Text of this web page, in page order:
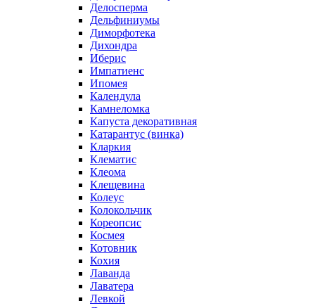
Делосперма
Дельфиниумы
Диморфотека
Дихондра
Иберис
Импатиенс
Ипомея
Календула
Камнеломка
Капуста декоративная
Катарантус (винка)
Кларкия
Клематис
Клеома
Клещевина
Колеус
Колокольчик
Кореопсис
Космея
Котовник
Кохия
Лаванда
Лаватера
Левкой